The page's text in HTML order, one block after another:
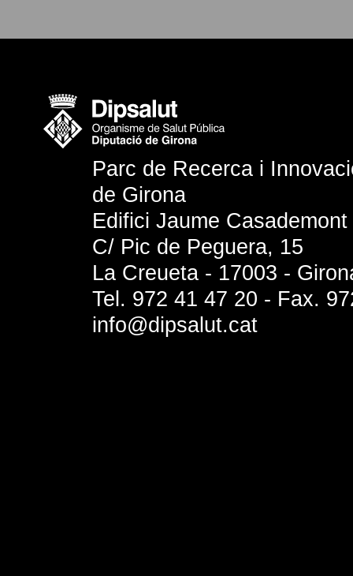
Parc de Recerca i
de Girona
Edifici Jaume Casademont
C/ Pic de Peguera, 15
La Creueta - 17003 -
Tel. 972 41 47 20 - Fax.
info@dipsalut.cat